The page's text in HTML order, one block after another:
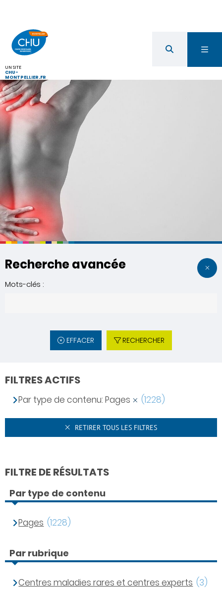
UN SITE
CHU-
MONTPELLIER.FR
Recherche avancée
Mots-clés :
EFFACER RECHERCHER
FILTRES ACTIFS
Par type de contenu: Pages (1228)
RETIRER TOUS LES FILTRES
FILTRE DE RÉSULTATS
Par type de contenu
Pages (1228)
Par rubrique
Centres maladies rares et centres experts (3)